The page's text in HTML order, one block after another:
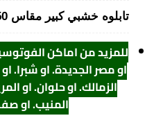
تابلوه خشبي كبير مقاس 50×70
للمزيد من اماكن
او مصر الجديدة. او شبرا.
الزمالك. او حلوان. او
المنيب. او